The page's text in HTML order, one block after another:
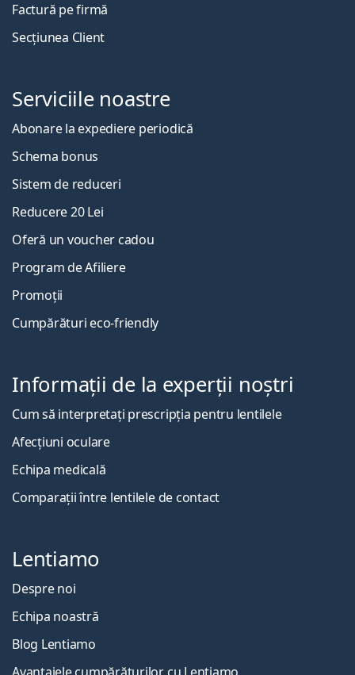
Factură pe firmă
Secțiunea Client
Serviciile noastre
Abonare la expediere periodică
Schema bonus
Sistem de reduceri
Reducere 20 Lei
Oferă un voucher cadou
Program de Afiliere
Promoții
Cumpărături eco-friendly
Informații de la experții noștri
Cum să interpretați prescripția pentru lentilele
Afecțiuni oculare
Echipa medicală
Comparații între lentilele de contact
Lentiamo
Despre noi
Echipa noastră
Blog Lentiamo